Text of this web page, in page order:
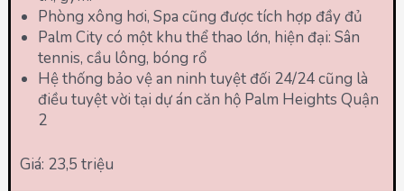
Phòng xông hơi, Spa cũng được tích hợp đầy đủ
Palm City có một khu thể thao lớn, hiện đại: Sân
tennis, cầu lông, bóng rổ
Hệ thống bảo vệ an ninh tuyệt đối 24/24 cũng là
điều tuyệt vời tại dự án căn hộ Palm Heights Quận
2
Giá: 23,5 triệu